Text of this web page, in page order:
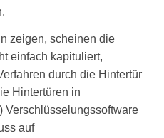
zeigen, scheinen die
einfach kapituliert,
durch die Hintertür
Hintertüren in
Verschlüsselungssoftware
auf